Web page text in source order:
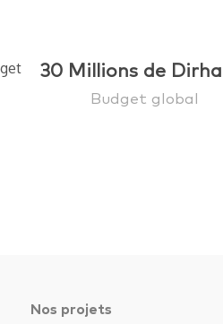
30 Millions de
Budget global
Nos projets